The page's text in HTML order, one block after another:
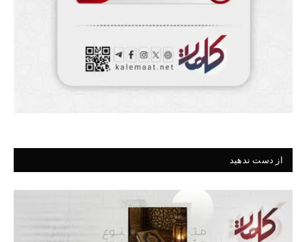
از دست ندهید